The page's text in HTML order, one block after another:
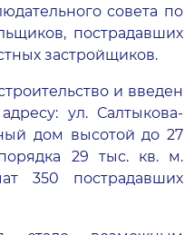
совета по
пострадавших
застройщиков.
и введен
ул. Салтыкова-
дом высотой до 27
29 тыс. кв. м.
350 пострадавших